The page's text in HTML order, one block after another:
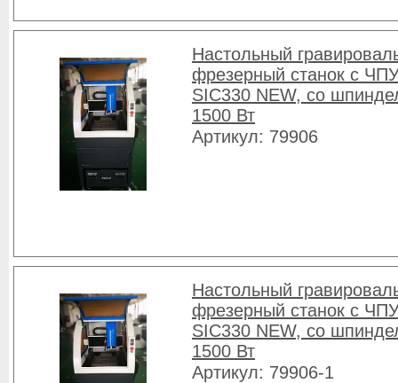
Настольный
фрезерный станок с
SIC330 NEW, со
1500 Вт
Артикул: 79906
Настольный
фрезерный станок с
SIC330 NEW, со
1500 Вт
Артикул: 79906-1